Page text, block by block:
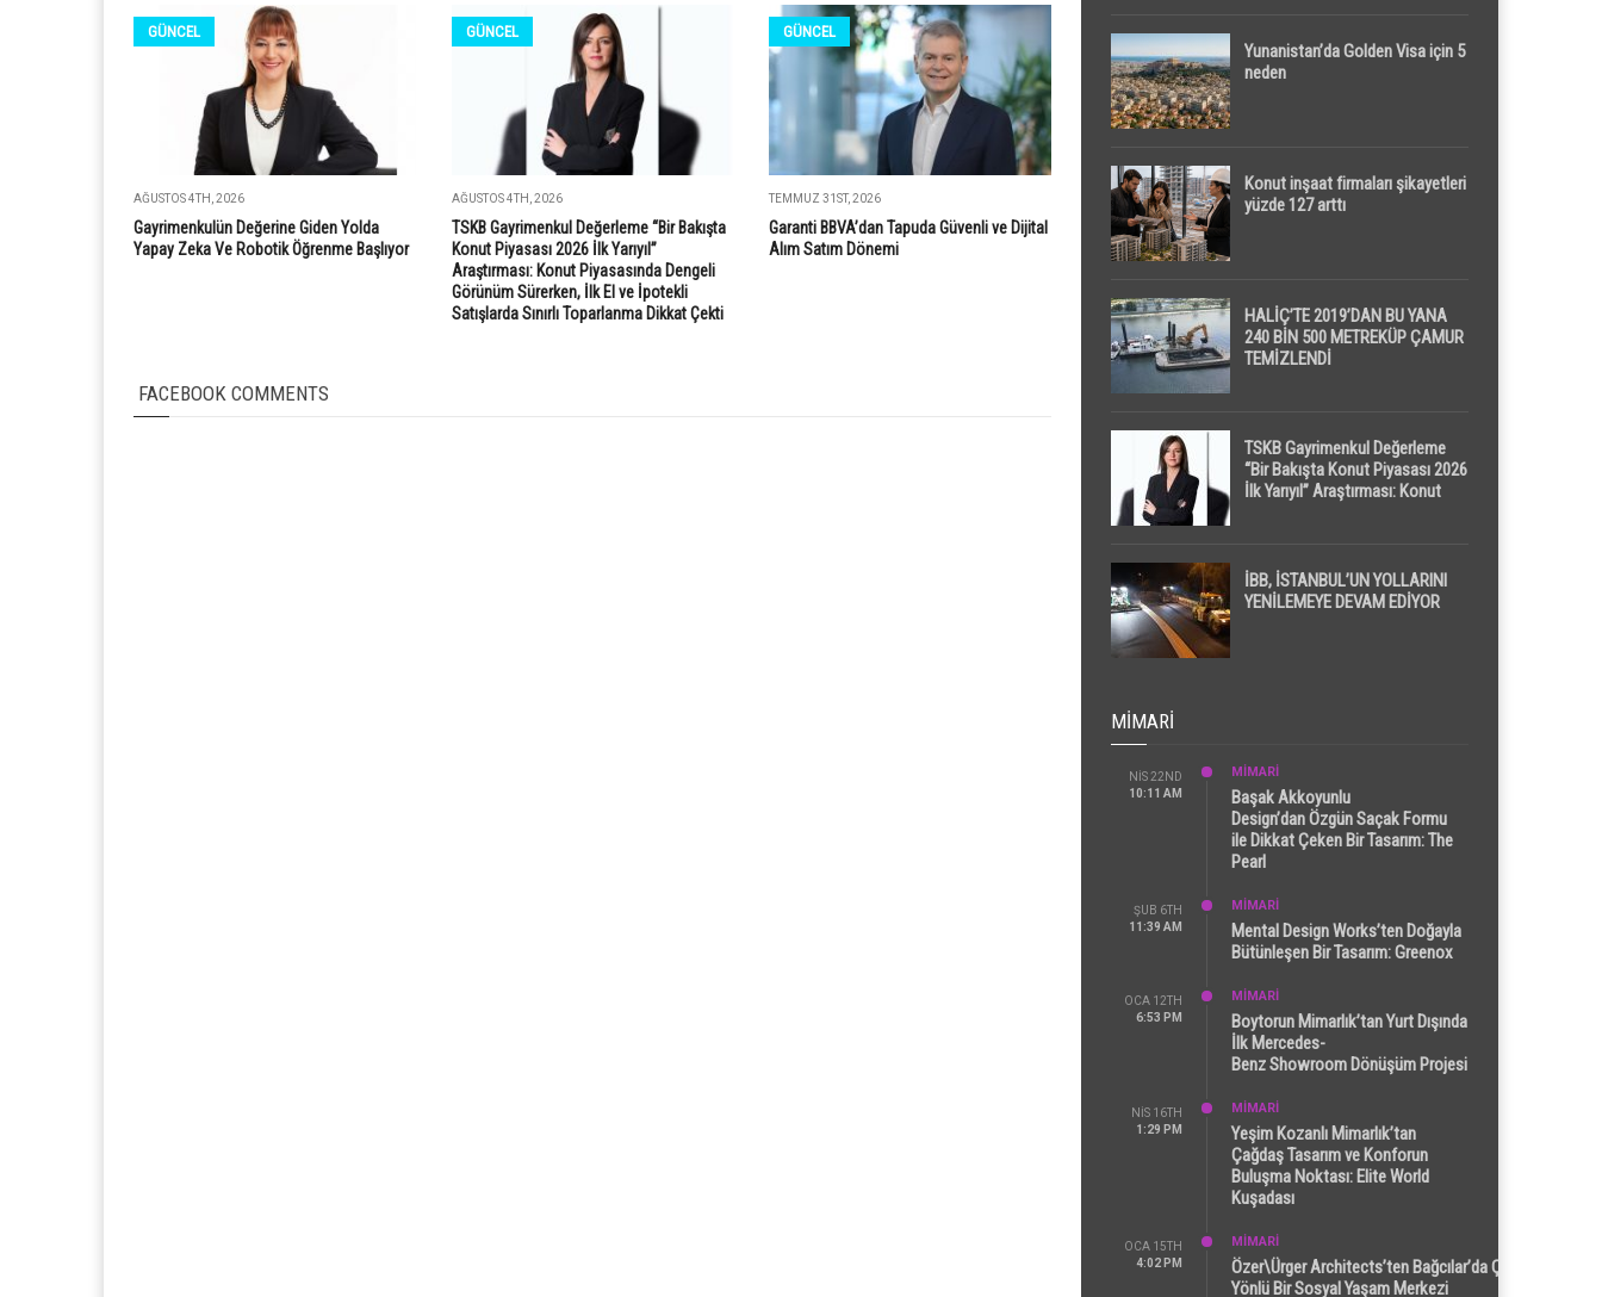
GÜNCEL
AĞUSTOS 4TH, 2026
Gayrimenkulün Değerine Giden Yolda
Yapay Zeka Ve Robotik Öğrenme Başlıyor
GÜNCEL
AĞUSTOS 4TH, 2026
TSKB Gayrimenkul Değerleme “Bir Bakışta
Konut Piyasası 2026 İlk Yarıyıl”
Araştırması: Konut Piyasasında Dengeli
Görünüm Sürerken, İlk El ve İpotekli
Satışlarda Sınırlı Toparlanma Dikkat Çekti
GÜNCEL
TEMMUZ 31ST, 2026
Garanti BBVA’dan Tapuda Güvenli ve Dijital
Alım Satım Dönemi
FACEBOOK COMMENTS
Yunanistan’da Golden Visa için 5
neden
Konut inşaat firmaları şikayetleri
yüzde 127 arttı
HALİÇ’TE 2019’DAN BU YANA
240 BİN 500 METREKÜP ÇAMUR
TEMİZLENDİ
TSKB Gayrimenkul Değerleme
“Bir Bakışta Konut Piyasası 2026
İlk Yarıyıl” Araştırması: Konut
Dikkat Çekti
İBB, İSTANBUL’UN YOLLARINI
YENİLEMEYE DEVAM EDİYOR
MIMARI
NIS 22ND
10:11 AM
MİMARİ
Başak Akkoyunlu
Design’dan Özgün Saçak Formu
ile Dikkat Çeken Bir Tasarım: The
Pearl
ŞUB 6TH
11:39 AM
MİMARİ
Mental Design Works’ten Doğayla
Bütünleşen Bir Tasarım: Greenox
OCA 12TH
6:53 PM
MİMARİ
Boytorun Mimarlık’tan Yurt Dışında
İlk Mercedes-
Benz Showroom Dönüşüm Projesi
NIS 16TH
1:29 PM
MİMARİ
Yeşim Kozanlı Mimarlık’tan
Çağdaş Tasarım ve Konforun
Buluşma Noktası: Elite World
Kuşadası
OCA 15TH
4:02 PM
MİMARİ
Özer\Ürger Architects’ten Bağcılar’da Çok
Yönlü Bir Sosyal Yaşam Merkezi